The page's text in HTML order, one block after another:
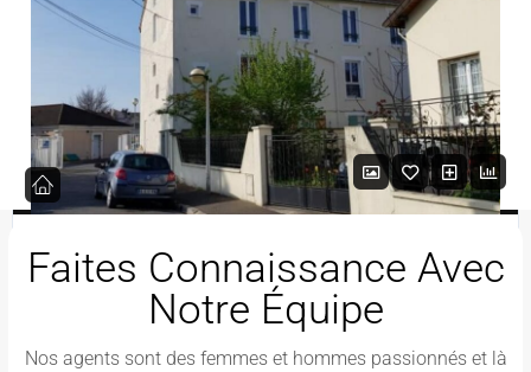
Appartement T2 À
Vendre À Aulnay-
Aulnay-sous-bois, ILE DE FRANCE 93600 France
130 000€
Nos Partenaires
Faites Connaissance Avec
Notre Équipe
Nos agents sont des femmes et hommes passionnés et là